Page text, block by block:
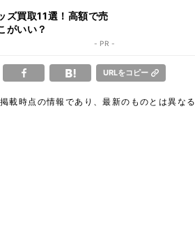
ズ買取11選！高額で売
がいい？
- PR -
URLをコピー
載時点の情報であり、最新のものとは異な